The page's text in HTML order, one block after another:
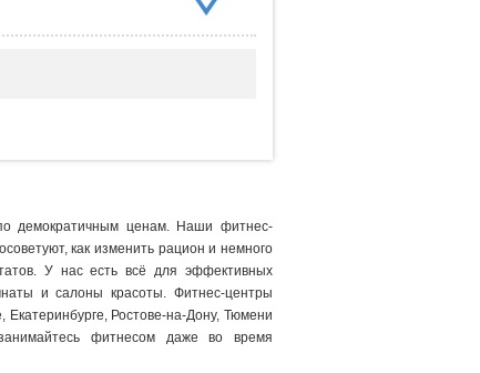
демократичным ценам. Наши фитнес-
как изменить рацион и немного
У нас есть всё для эффективных
и салоны красоты. Фитнес-центры
Ростове-на-Дону, Тюмени
фитнесом даже во время